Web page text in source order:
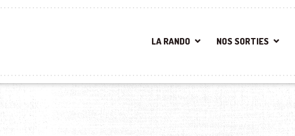
LA RANDO NOS SORTIES